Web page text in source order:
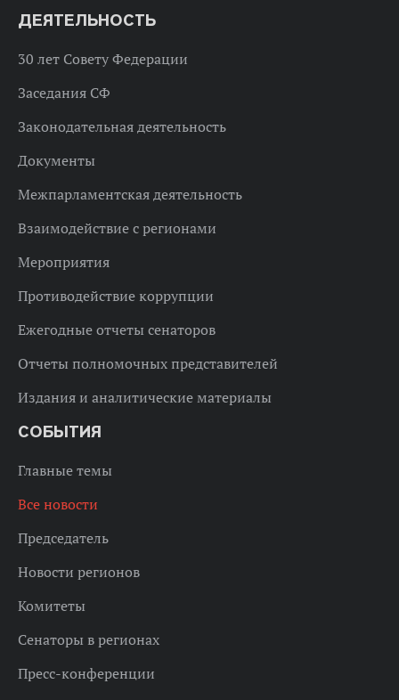
ДЕЯТЕЛЬНОСТЬ
30 лет Совету Федерации
Заседания СФ
Законодательная деятельность
Документы
Межпарламентская деятельность
Взаимодействие с регионами
Мероприятия
Противодействие коррупции
Ежегодные отчеты сенаторов
Отчеты полномочных представителей
Издания и аналитические материалы
СОБЫТИЯ
Главные темы
Все новости
Председатель
Новости регионов
Комитеты
Сенаторы в регионах
Пресс-конференции